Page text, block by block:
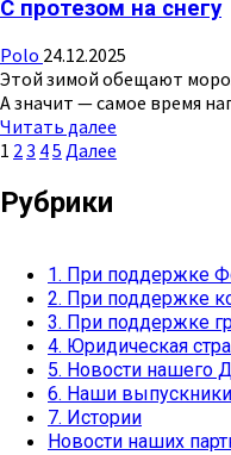
в
снежную
лопату
С протезом на снегу
Polo 24.12.2025
Этой зимой обещают
А значит — самое время
Читать далее
снегу
Пагинация
записей
1 23 45 Далее
Рубрики
1. При поддержке
2. При поддержке
3. При поддержке
4. Юридическая
5. Новости нашего
6. Наши выпускники
7. Истории
Новости наших